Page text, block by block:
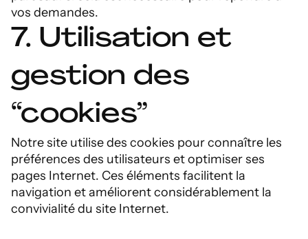
vos demandes.
7. Utilisation et
gestion des
“cookies”
Notre site utilise des cookies pour connaître les
préférences des utilisateurs et optimiser ses
pages Internet. Ces éléments facilitent la
navigation et améliorent considérablement la
convivialité du site Internet.